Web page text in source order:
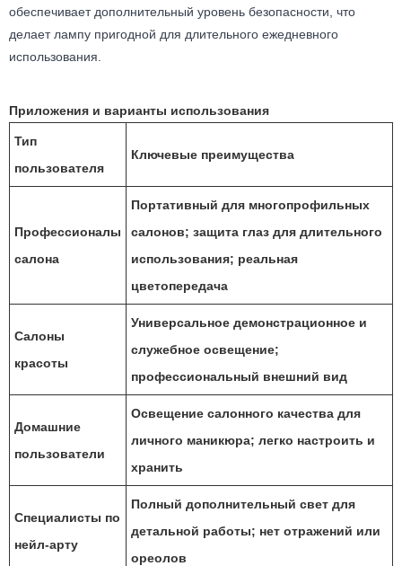
обеспечивает дополнительный уровень безопасности, что
делает лампу пригодной для длительного ежедневного
использования.
Приложения и варианты использования
Тип
пользователя
Ключевые преимущества
Профессионалы
салона
Портативный для многопрофильных
салонов; защита глаз для длительного
использования; реальная
цветопередача
Салоны
красоты
Универсальное демонстрационное и
служебное освещение;
профессиональный внешний вид
Домашние
пользователи
Освещение салонного качества для
личного маникюра; легко настроить и
хранить
Специалисты по
нейл-арту
Полный дополнительный свет для
детальной работы; нет отражений или
ореолов